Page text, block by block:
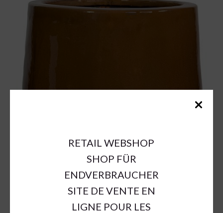
RETAIL WEBSHOP
SHOP FÜR
ENDVERBRAUCHER
SITE DE VENTE EN
LIGNE POUR LES